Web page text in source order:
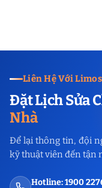
Liên Hệ Với
Đặt Lịch Sửa
Nhà
Để lại thông tin, đội
kỹ thuật viên đến tận
Hotline: 1900